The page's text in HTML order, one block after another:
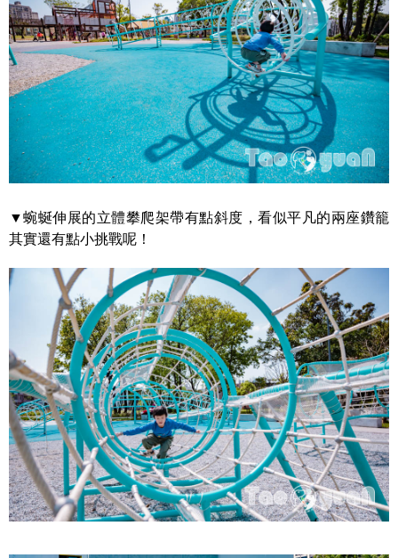
▼蜿蜒伸展的立體攀爬架帶有點斜度，看似平凡的兩座鑽籠
其實還有點小挑戰呢！